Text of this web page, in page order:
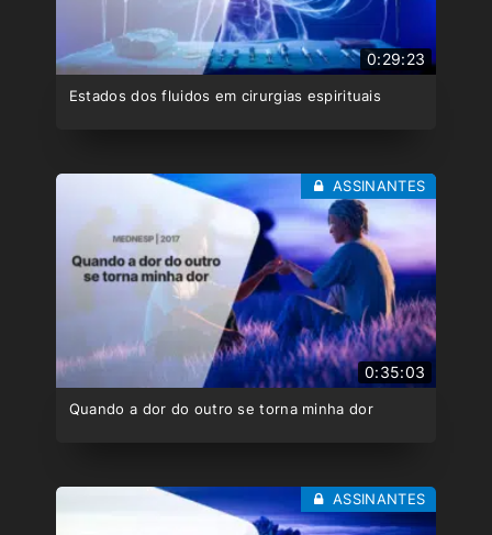
0:29:23
Estados dos fluidos em cirurgias espirituais
0:35:03
Quando a dor do outro se torna minha dor
ASSINANTES
ASSINANTES